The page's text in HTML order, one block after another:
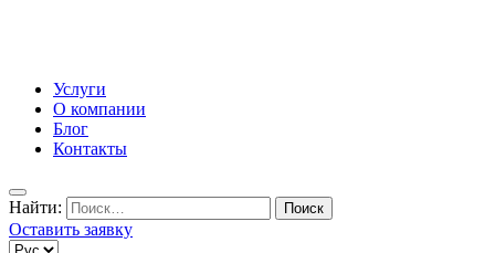
Услуги
О компании
Блог
Контакты
Найти:
Оставить заявку